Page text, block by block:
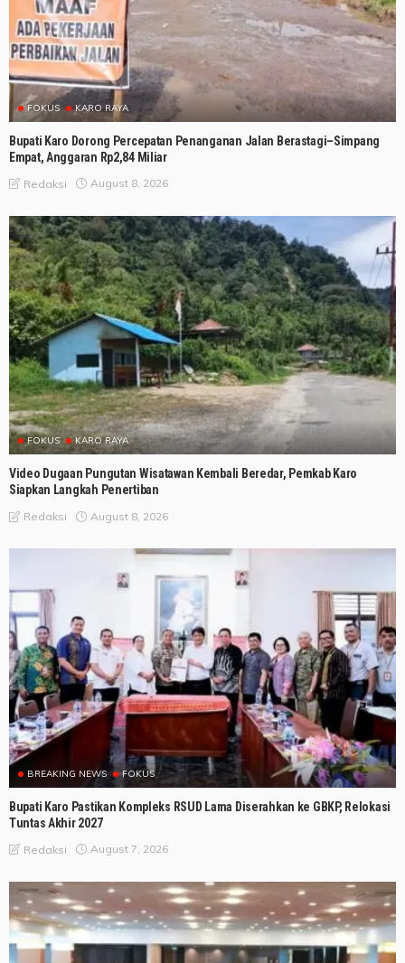
FOKUS KARO RAYA
Bupati Karo Dorong Percepatan Penanganan Jalan Berastagi–Simpang
Empat, Anggaran Rp2,84 Miliar
Redaksi August 8, 2026
FOKUS KARO RAYA
Video Dugaan Pungutan Wisatawan Kembali Beredar, Pemkab Karo
Siapkan Langkah Penertiban
Redaksi August 8, 2026
BREAKING NEWS FOKUS
Bupati Karo Pastikan Kompleks RSUD Lama Diserahkan ke GBKP, Relokasi
Tuntas Akhir 2027
Redaksi August 7, 2026